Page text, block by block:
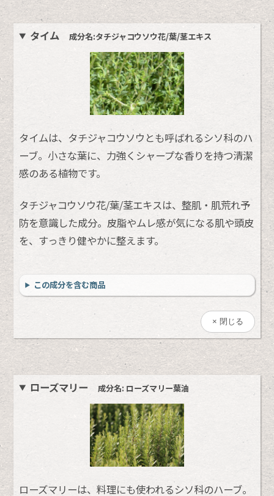
タイム 成分名:タチジャコウソウ花/葉/茎エキス
タイムは、タチジャコウソウとも呼ばれるシソ科のハ
ーブ。小さな葉に、力強くシャープな香りを持つ清潔
感のある植物です。
タチジャコウソウ花/葉/茎エキスは、整肌・肌荒れ予
防を意識した成分。皮脂やムレ感が気になる肌や頭皮
を、すっきり健やかに整えます。
この成分を含む商品
閉じる
ローズマリー 成分名: ローズマリー葉油
ローズマリーは、料理にも使われるシソ科のハーブ。